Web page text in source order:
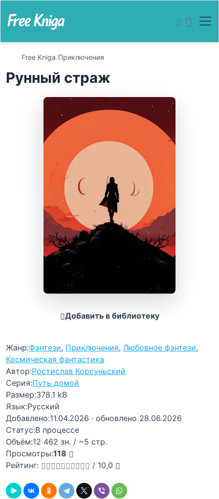
Free Kniga/Приключения
Рунный страж
Добавить в библиотеку
Жанр:Фэнтези, Приключения, Любовное фэнтези,
Космическая фантастика
Автор:Ростислав Корсуньский
Серия:Путь домой
Размер:378.1 kB
Язык:Русский
Добавлено:11.04.2026 · обновлено 28.06.2026
Статус:В процессе
Объём:12 462 зн. / ~5 стр.
Просмотры:118
Рейтинг:
/ 10,0